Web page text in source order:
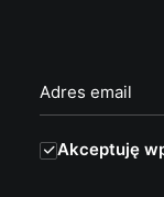
Akceptuję